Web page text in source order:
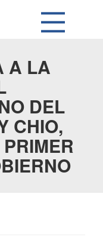
A LA
DEL
CHIO,